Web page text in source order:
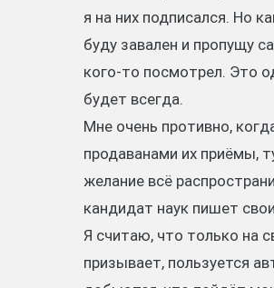
я на них подписался. Но
буду завален и пропущу
кого-то посмотрел. Это
будет всегда.
Мне очень противно,
продаванами их приёмы,
желание всё
кандидат наук пишет
Я считаю, что только на
призывает, пользуется